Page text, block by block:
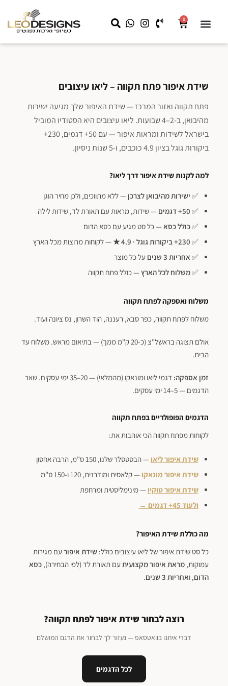
0
שידת איפור פתח תקווה – ליאו עיצובים
פתח תקווה ואזור המרכז — שידת האיפור שלך מגיעה ישירות
מהיבואן, ב-2–4 שבועות. ליאו עיצובים היא הסטודיו המוביל
בישראל לשידות ומראות איפור — עם 50+ דגמים, 230+
ביקורות גוגל בציון 4.9 כוכבים, ו-5 שנות ניסיון.
למה לקנות שידת איפור דרך ליאו?
✅ ישירות מהיבואן לצרכן — ללא מתווכים, ולכן מחיר הוגן
✅ 50+ דגמים
— שידות, מראות עם תאורת לד, שידות לילה
✅כולל כסא— כל סט מגיע עם כסא הדום
✅ 230+ ביקורות גוגל · 4.9 ★
— לקוחות מרוצות מכל הארץ
✅ אחריות 3 שנים
על כל מוצר
✅משלוח לכל הארץ— כולל פתח תקווה
משלוח ואספקה לפתח תקווה
משלוח לפתח תקווה, כפר סבא, רעננה, הוד השרון, נס ציונה ועוד.
אולם תצוגה בראשל"צ (כ-20 ק"מ ממך) — בתיאום מראש. משלוח עד
הבית.
זמן אספקה:
דגמי ליאו ומונאקו (מהמלאי) — 20–35 ימי עסקים. שאר
הדגמים — 5–14 ימי עסקים.
הדגמים הפופולריים בפתח תקווה
לקוחות מפתח תקווה הכי אוהבות את:
שידת איפור ליאו — הבסטסלר שלנו, 150 ס"מ, הרבה אחסון
שידת איפור מונאקו — קלאסית ומודרנית, 120 ו-150 ס"מ
שידת איפור טוקיו — מינימליסטית ומרחפת
ולעוד 45+ דגמים →
מה כוללת שידת האיפור?
כל סט שידת איפור של ליאו עיצובים כולל: שידת איפורעם מגירות
עמוקות,מראת איפור מקצועיתעם תאורת לד (לפי הבחירה),כסא
הדום, ואחריות 3 שנים .
רוצה לבחור שידת איפור לפתח תקווה?
דברי איתנו בוואטסאפ — נעזור לך לבחור את הדגם המושלם
לכל הדגמים